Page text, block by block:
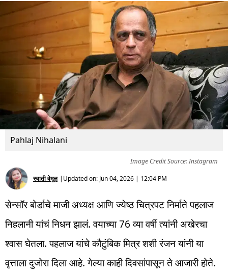
Pahlaj Nihalani
Image Credit Source: Instagram
स्वाती वेमूल | Updated on: Jun 04, 2026 | 12:04 PM
सेन्सॉर बोर्डाचे माजी अध्यक्ष आणि ज्येष्ठ चित्रपट निर्माते पहलाज
निहलानी यांचं निधन झालं. वयाच्या 76 व्या वर्षी त्यांनी अखेरचा
श्वास घेतला. पहलाज यांचे कौटुंबिक मित्र शशी रंजन यांनी या
वृत्ताला दुजोरा दिला आहे. गेल्या काही दिवसांपासून ते आजारी होते.